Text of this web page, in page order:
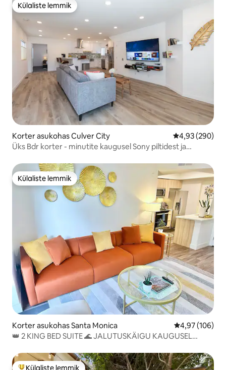
Külaliste lemmik
Külaliste lemmik
Korter asukohas Culver City Keskmine
4,93 (290)
Üks Bdr korter - minutite kaugusel Sony piltidest ja
Külaliste lemmik
Külaliste lemmik
Korter asukohas Santa Monica Keskmine
4,97 (106)
👑 2 KING BED SUITE 🌊 JALUTUSKÄIGU KAUGUSEL
Külaliste lemmik